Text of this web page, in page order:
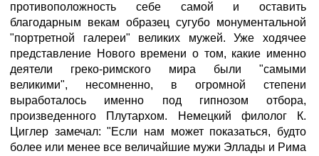
противоположность себе самой и оставить
благодарным векам образец сугубо монументальной
"портретной галереи" великих мужей. Уже ходячее
представление Нового времени о том, какие именно
деятели греко-римского мира были "самыми
великими", несомненно, в огромной степени
выработалось именно под гипнозом отбора,
произведенного Плутархом. Немецкий филолог К.
Циглер замечал: "Если нам может показаться, будто
более или менее все величайшие мужи Эллады и Рима